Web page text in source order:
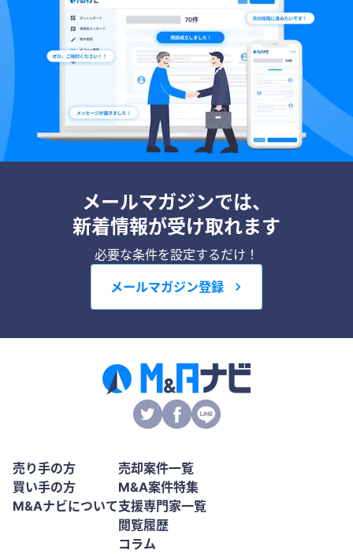
メールマガジンでは、
新着情報が受け取れます
必要な条件を設定するだけ！
メールマガジン登録
売り手の方
買い手の方
M&Aナビについて
売却案件一覧
M&A案件特集
支援専門家一覧
閲覧履歴
コラム